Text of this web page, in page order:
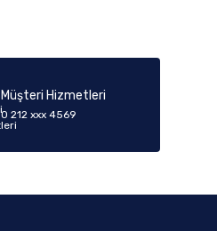
Müşteri Hizmetleri
0 212 xxx 4569